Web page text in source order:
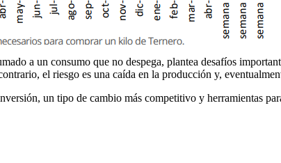
a un consumo que no despega, plantea desafíos
el riesgo es una caída en la producción y,
un tipo de cambio más competitivo y herramientas